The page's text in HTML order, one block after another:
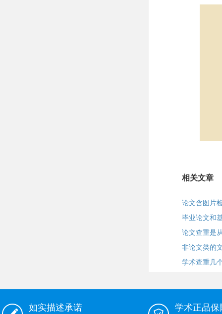
相关文章
论文含图片
毕业论文和
论文查重是
非论文类的
学术查重几
如实描述承诺 学术正品保